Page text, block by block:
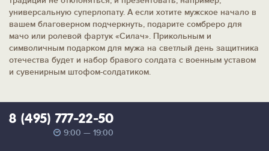
универсальную суперлопату. А если хотите мужское начало в
вашем благоверном подчеркнуть, подарите сомбреро для
мачо или ролевой фартук «Силач». Прикольным и
символичным подарком для мужа на светлый день защитника
отечества будет и набор бравого солдата с военным уставом
и сувенирным штофом-солдатиком.
8 (495) 777-22-50
9:00 — 19:00